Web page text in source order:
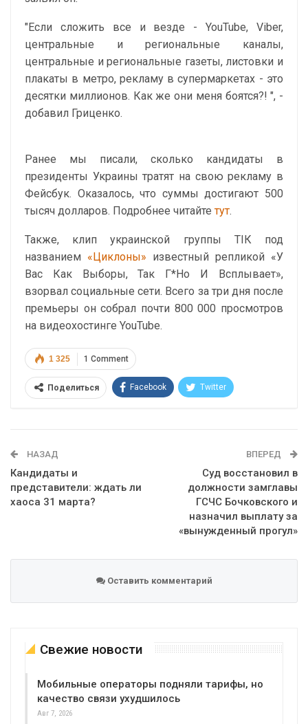
"Если сложить все и везде - YouTube, Viber,
центральные и региональные каналы,
центральные и региональные газеты, листовки и
плакаты в метро, ​​рекламу в супермаркетах - это
десятки миллионов. Как же они меня боятся?! ", -
добавил Гриценко.
Ранее мы писали, сколько кандидаты в
президенты Украины тратят на свою рекламу в
Фейсбук. Оказалось, что суммы достигают 500
тысяч долларов. Подробнее читайтетут.
Также, клип украинской группы ТІК под
названием «Циклоны» известный репликой «У
Вас Как Выборы, Так Г*Но И Всплывает»,
взорвал социальные сети. Всего за три дня после
премьеры он собрал почти 800 000 просмотров
на видеохостинге YouTube.
1 Comment
1 325
Поделиться Facebook Twitter
НАЗАД
Кандидаты и
представители: ждать ли
хаоса 31 марта?
ВПЕРЕД
Суд восстановил в
должности замглавы
ГСЧС Бочковского и
назначил выплату за
«вынужденный прогул»
Оставить комментарий
Свежие новости
Мобильные операторы подняли тарифы, но
качество связи ухудшилось
Авг 7, 2026